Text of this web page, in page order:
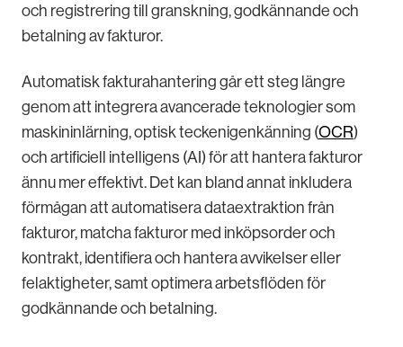
och registrering till granskning, godkännande och
betalning av fakturor.
Automatisk fakturahantering går ett steg längre
genom att integrera avancerade teknologier som
maskininlärning, optisk teckenigenkänning (OCR)
och artificiell intelligens (AI) för att hantera fakturor
ännu mer effektivt. Det kan bland annat inkludera
förmågan att automatisera dataextraktion från
fakturor, matcha fakturor med inköpsorder och
kontrakt, identifiera och hantera avvikelser eller
felaktigheter, samt optimera arbetsflöden för
godkännande och betalning.